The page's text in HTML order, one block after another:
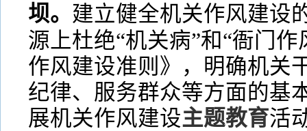
坝。 建立健全机关作风建设
源上杜绝“机关病”和“衙门
作风建设准则》，明确机关
纪律、服务群众等方面的基
展机关作风建设主题教育活